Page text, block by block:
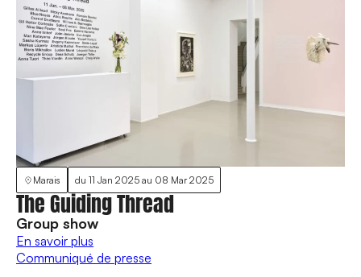
Marais du 11 Jan 2025 au 08 Mar 2025
The Guiding Thread
Group show
En savoir plus
Communiqué de presse